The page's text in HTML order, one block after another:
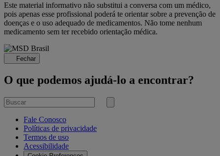
Este material informativo não substitui a conversa com um médico,
pois apenas esse profissional poderá te orientar sobre a prevenção de
doenças e o uso adequado de medicamentos. Não tome nenhum
medicamento sem ter recebido orientação médica.
Fechar
O que podemos ajudá-lo a encontrar?
Buscar
por
Submit
Fale Conosco
Políticas de privacidade
Termos de uso
Acessibilidade